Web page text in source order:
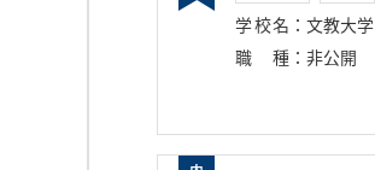
学校名 ： 文教大学
職種 ： 非公開